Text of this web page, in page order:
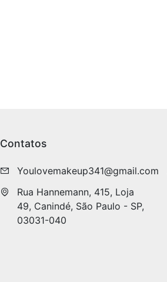
Contatos
Youlovemakeup341@gmail.com
Rua Hannemann, 415, Loja
49, Canindé, São Paulo - SP,
03031-040